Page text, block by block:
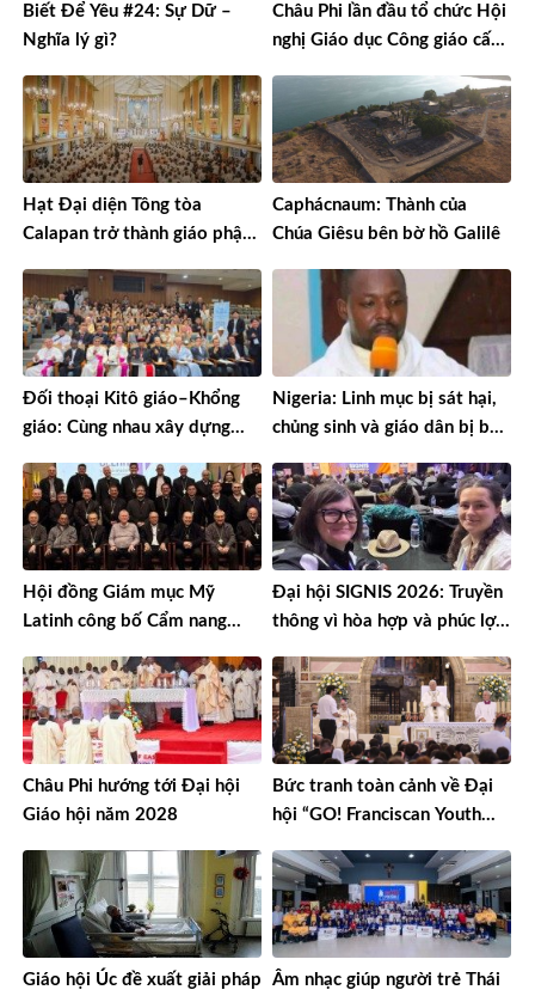
Biết Để Yêu #24: Sự Dữ –
Nghĩa lý gì?
Châu Phi lần đầu tổ chức Hội
nghị Giáo dục Công giáo cấp
Hạt Đại diện Tông tòa
Calapan trở thành giáo phận
Caphácnaum: Thành của
Chúa Giêsu bên bờ hồ Galilê
Đối thoại Kitô giáo–Khổng
giáo: Cùng nhau xây dựng
Nigeria: Linh mục bị sát hại,
chủng sinh và giáo dân bị bắt
Hội đồng Giám mục Mỹ
Latinh công bố Cẩm nang
Đại hội SIGNIS 2026: Truyền
thông vì hòa hợp và phúc lợi
Châu Phi hướng tới Đại hội
Giáo hội năm 2028
Bức tranh toàn cảnh về Đại
hội “GO! Franciscan Youth
Giáo hội Úc đề xuất giải pháp
Âm nhạc giúp người trẻ Thái